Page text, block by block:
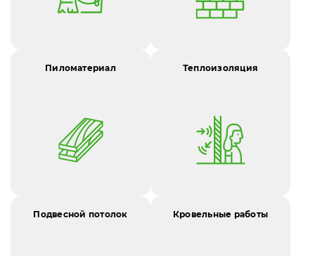
Пиломатериал Теплоизоляция
Подвесной потолок Кровельные работы